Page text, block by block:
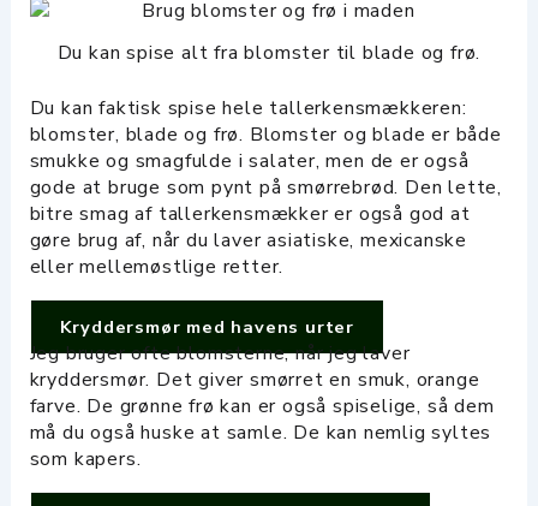
Du kan spise alt fra blomster til blade og frø.
Du kan faktisk spise hele tallerkensmækkeren:
blomster, blade og frø. Blomster og blade er både
smukke og smagfulde i salater, men de er også
gode at bruge som pynt på smørrebrød. Den lette,
bitre smag af tallerkensmækker er også god at
gøre brug af, når du laver asiatiske, mexicanske
eller mellemøstlige retter.
Kryddersmør med havens urter
Jeg bruger ofte blomsterne, når jeg laver
kryddersmør. Det giver smørret en smuk, orange
farve. De grønne frø kan er også spiselige, så dem
må du også huske at samle. De kan nemlig syltes
som kapers.